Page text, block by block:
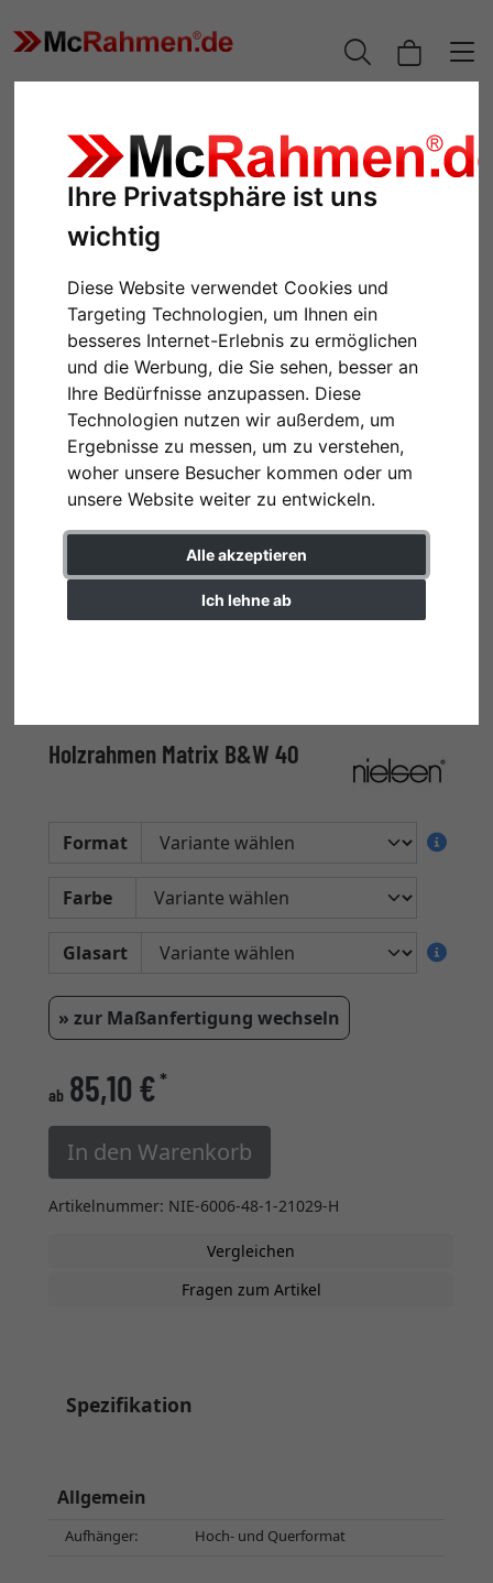
Ihre Privatsphäre ist uns
wichtig
Diese Website verwendet Cookies und
Targeting Technologien, um Ihnen ein
besseres Internet-Erlebnis zu ermöglichen
und die Werbung, die Sie sehen, besser an
Ihre Bedürfnisse anzupassen. Diese
Technologien nutzen wir außerdem, um
Ergebnisse zu messen, um zu verstehen,
woher unsere Besucher kommen oder um
unsere Website weiter zu entwickeln.
Alle akzeptieren
Ich lehne ab
Zurück
Holzrahmen Matrix B&W 40
Format
Farbe
Glasart
» zur Maßanfertigung wechseln
ab 85,10 €*
In den Warenkorb
Artikelnummer: NIE-6006-48-1-21029-H
Vergleichen
Fragen zum Artikel
Spezifikation
Allgemein
Aufhänger: Hoch- und Querformat